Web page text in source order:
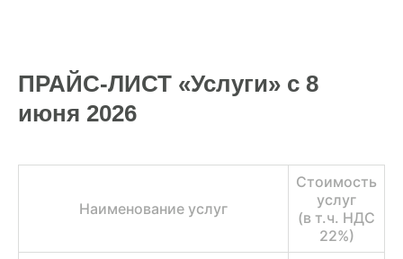
ПРАЙС-ЛИСТ «Услуги» с 8
июня 2026
Наименование услуг
Стоимость
услуг
(в т.ч. НДС
22%)